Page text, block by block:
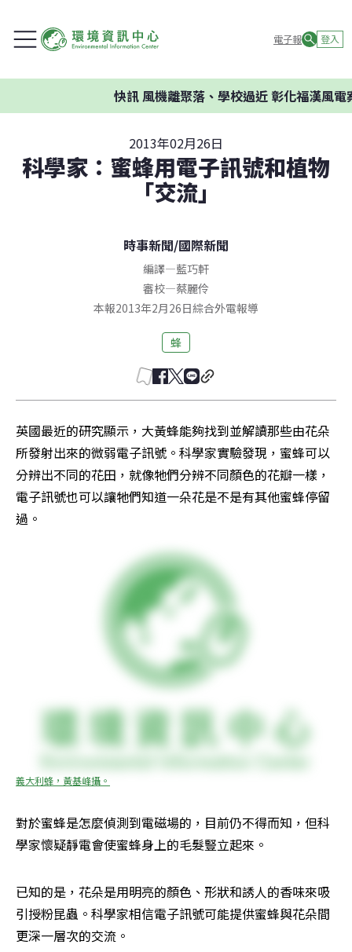
電子報 登入
快訊風機離聚落、學校過近 彰化福漢風電
2013年02月26日
科學家：蜜蜂用電子訊號和植物
「交流」
時事新聞/國際新聞
編譯—藍巧軒
審校—蔡麗伶
本報2013年2月26日綜合外電報導
蜂
英國最近的研究顯示，大黃蜂能夠找到並解讀那些由花朵
所發射出來的微弱電子訊號。科學家實驗發現，蜜蜂可以
分辨出不同的花田，就像牠們分辨不同顏色的花瓣一樣，
電子訊號也可以讓牠們知道一朵花是不是有其他蜜蜂停留
過。
義大利蜂，黃基峰攝。
對於蜜蜂是怎麼偵測到電磁場的，目前仍不得而知，但科
學家懷疑靜電會使蜜蜂身上的毛髮豎立起來。
已知的是，花朵是用明亮的顏色、形狀和誘人的香味來吸
引授粉昆蟲。科學家相信電子訊號可能提供蜜蜂與花朵間
更深一層次的交流。